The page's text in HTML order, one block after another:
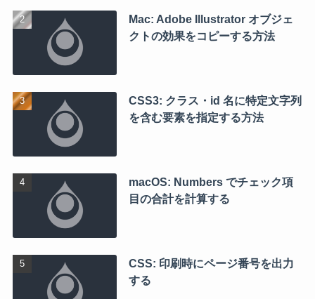
Mac: Adobe Illustrator オブジェ
クトの効果をコピーする方法
CSS3: クラス・id 名に特定文字列
を含む要素を指定する方法
macOS: Numbers でチェック項
目の合計を計算する
CSS: 印刷時にページ番号を出力
する